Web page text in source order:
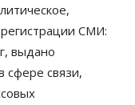
предлагают
в
СМИ:
выдано
сфере связи,